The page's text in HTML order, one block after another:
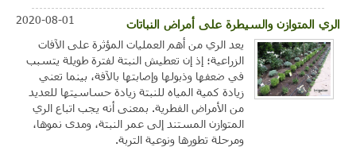
الري المتوازن والسيطرة على أمراض النباتات
2020-08-01
يعد الري من أهم العمليات المؤثرة على الآفات
الزراعية؛ إذ إن تعطيش النبتة لفترة طويلة يتسبب
في ضعفها وذبولها وإصابتها بالآفة، بينما تعني
زيادة كمية المياه للنبتة زيادة حساسيتها للعديد
من الأمراض الفطرية. بمعنى أنه يجب اتباع الري
المتوازن المستند إلى عمر النبتة، ومدى نموها،
ومرحلة تطورها ونوعية التربة.